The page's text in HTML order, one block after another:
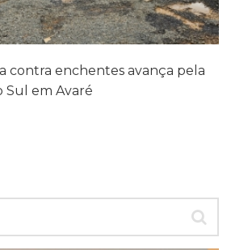
contra enchentes avança pela
Sul em Avaré